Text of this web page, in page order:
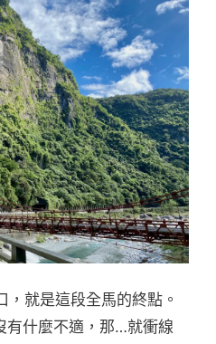
，就是這段全馬的終點。
有什麼不適，那…就衝線